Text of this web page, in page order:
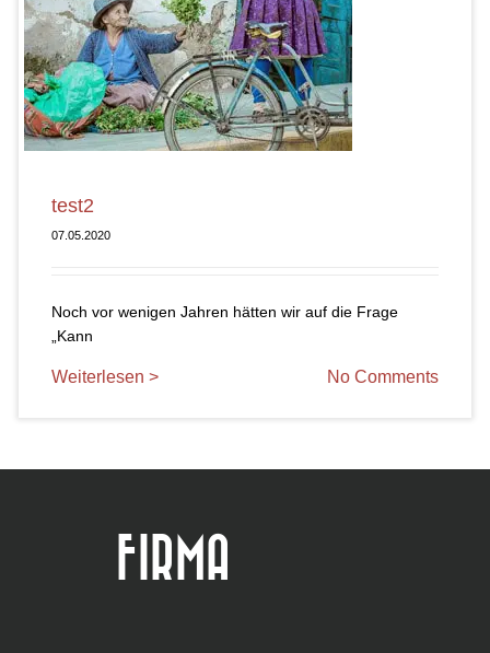
test2
07.05.2020
Noch vor wenigen Jahren hätten wir auf die Frage
„Kann
Weiterlesen > No Comments
FIRMA